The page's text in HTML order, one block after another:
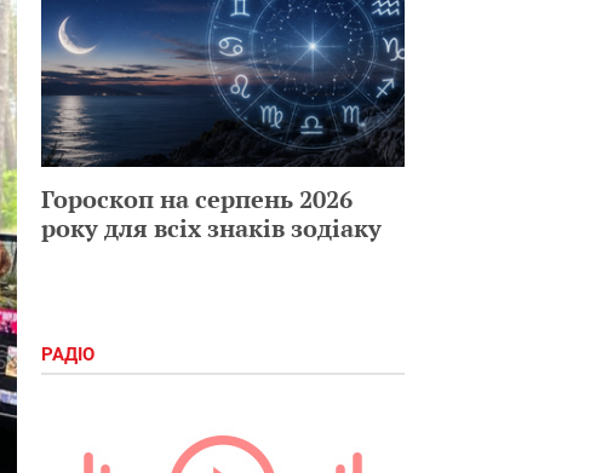
Гороскоп на серпень 2026
року для всіх знаків зодіаку
РАДІО